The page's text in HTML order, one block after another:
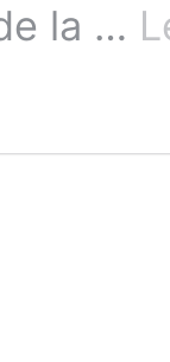
la …